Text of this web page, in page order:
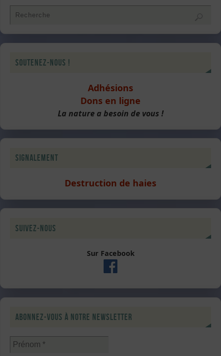
Soutenez-nous !
Adhésions
Dons en ligne
La nature a besoin de vous !
Signalement
Destruction de haies
Suivez-nous
Sur Facebook
Abonnez-vous à notre newsletter